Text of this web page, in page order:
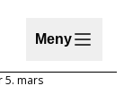
Meny
5. mars